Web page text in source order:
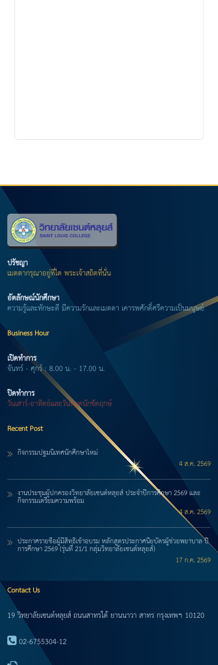
ปรัชญา
เมตตากรุณาอยู่ที่ใด พระเจ้าสถิตที่นั่น
อัตลักษณ์นักศึกษา
ความรู้และทักษะดี มีความรักและเมตตา เคารพศักดิ์ศรีความเป็นมนุษย์
Business Hour
เปิดทำการ
จันทร์ - ศุกร์ : 8.00 น. - 17.00 น.
ปิดทำการ
วันเสาร์-อาทิตย์และวันหยุดนักขัตฤกษ์
Recent Post
กิจกรรมปฐมนิเทศนักศึกษาใหม่
4 ส.ค. 2569
งานประชุมผู้ปกครองวิทยาลัยเซนต์หลุยส์ ประจำปีการศึกษา 2569 และ
กิจกรรมเตรียมความพร้อม
4 ส.ค. 2569
ประกาศรายชื่อผู้มีสิทธิ์เข้าอบรม หลักสูตรประกาศนียบัตรผู้ช่วยพยาบาล ปี
การศึกษา 2569 (รุ่นที่ 21/1 กลุ่มวิทยาลัยเซนต์หลุยส์)
17 ก.ค. 2569
Contact Us
19 วิทยาลัยเซนต์หลุยส์ ถนนสาทรใต้ ยานนาวา สาทร กรุงเทพฯ 10120
02-6755304-12